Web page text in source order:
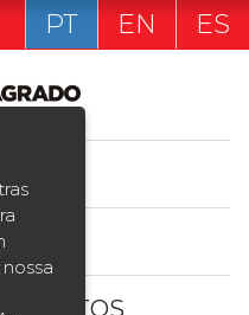
e MBA
PT EN ES